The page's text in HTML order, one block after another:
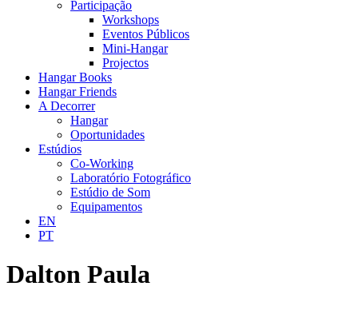
Participação
Workshops
Eventos Públicos
Mini-Hangar
Projectos
Hangar Books
Hangar Friends
A Decorrer
Hangar
Oportunidades
Estúdios
Co-Working
Laboratório Fotográfico
Estúdio de Som
Equipamentos
EN
PT
Dalton Paula